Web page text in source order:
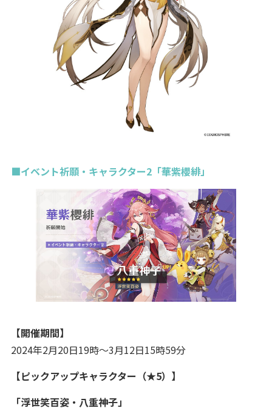
■イベント祈願・キャラクター2「華紫櫻緋」
【開催期間】
2024年2月20日19時～3月12日15時59分
【ピックアップキャラクター（★5）】
「浮世笑百姿・八重神子」